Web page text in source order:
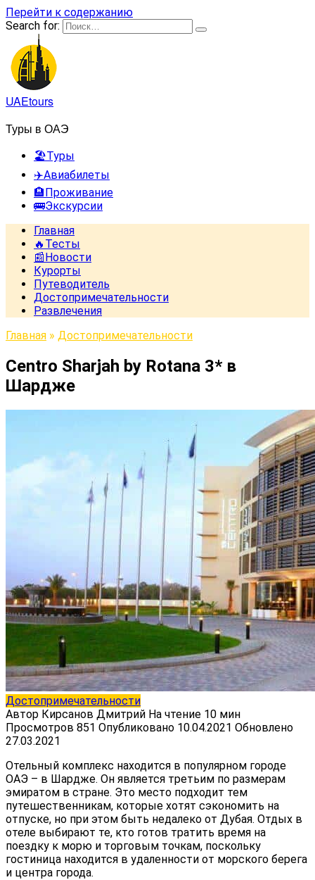
Перейти к содержанию
Search for:
UAEtours
Туры в ОАЭ
🏖️Туры
✈️Авиабилеты
🏨Проживание
🚌Экскурсии
Главная
🔥Тесты
📰Новости
Курорты
Путеводитель
Достопримечательности
Развлечения
Главная » Достопримечательности
Centro Sharjah by Rotana 3* в
Шардже
Достопримечательности
Автор Кирсанов Дмитрий На чтение 10 мин
Просмотров 851 Опубликовано 10.04.2021 Обновлено
27.03.2021
Отельный комплекс находится в популярном городе
ОАЭ – в Шардже. Он является третьим по размерам
эмиратом в стране. Это место подходит тем
путешественникам, которые хотят сэкономить на
отпуске, но при этом быть недалеко от Дубая. Отдых в
отеле выбирают те, кто готов тратить время на
поездку к морю и торговым точкам, поскольку
гостиница находится в удаленности от морского берега
и центра города.